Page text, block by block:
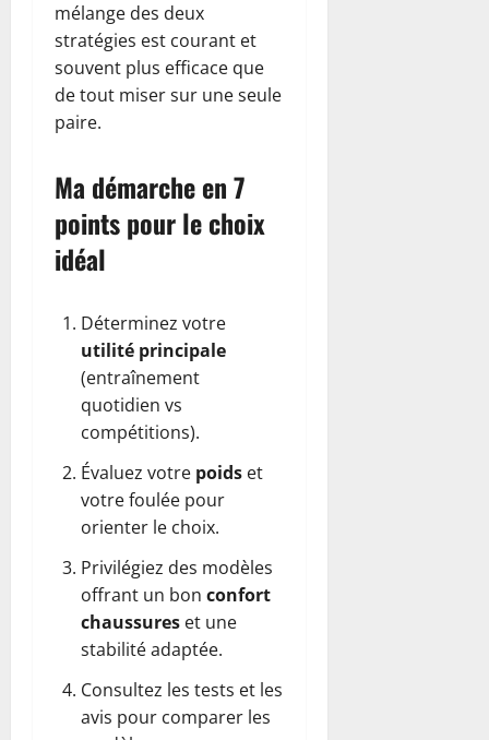
mélange des deux
stratégies est courant et
souvent plus efficace que
de tout miser sur une seule
paire.
Ma démarche en 7
points pour le choix
idéal
Déterminez votre
utilité principale
(entraînement
quotidien vs
compétitions).
Évaluez votre poids et
votre foulée pour
orienter le choix.
Privilégiez des modèles
offrant un bon confort
chaussures et une
stabilité adaptée.
Consultez les tests et les
avis pour comparer les